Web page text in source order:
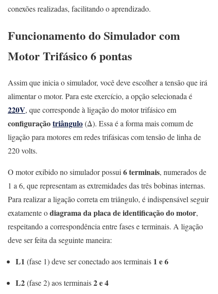
conexões realizadas, facilitando o aprendizado.
Funcionamento do Simulador com
Motor Trifásico 6 pontas
Assim que inicia o simulador, você deve escolher a tensão que irá
alimentar o motor. Para este exercício, a opção selecionada é
220V, que corresponde à ligação do motor trifásico em
configuraçãotriângulo(Δ). Essa é a forma mais comum de
ligação para motores em redes trifásicas com tensão de linha de
220 volts.
O motor exibido no simulador possui 6 terminais, numerados de
1 a 6, que representam as extremidades das três bobinas internas.
Para realizar a ligação correta em triângulo, é indispensável seguir
exatamente odiagrama da placa de identificação do motor,
respeitando a correspondência entre fases e terminais. A ligação
deve ser feita da seguinte maneira:
L1 (fase 1) deve ser conectado aos terminais 1 e 6
L2(fase 2) aos terminais2 e 4